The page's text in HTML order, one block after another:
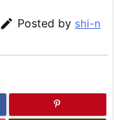
 Posted by shi-n